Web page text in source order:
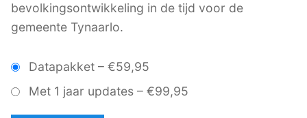
bevolkingsontwikkeling in de tijd voor de
gemeente Tynaarlo.
Datapakket – €59,95
Met 1 jaar updates – €99,95